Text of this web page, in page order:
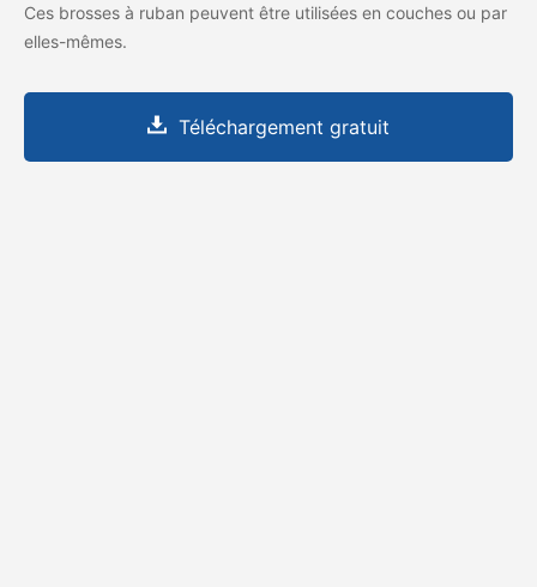
Ces brosses à ruban peuvent être utilisées en couches ou par
elles-mêmes.
Téléchargement gratuit